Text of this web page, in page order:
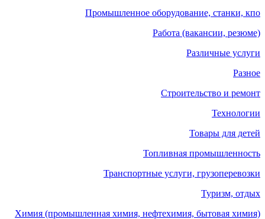
Промышленное оборудование, станки, кпо
Работа (вакансии, резюме)
Различные услуги
Разное
Строительство и ремонт
Технологии
Товары для детей
Топливная промышленность
Транспортные услуги, грузоперевозки
Туризм, отдых
Химия (промышленная химия, нефтехимия, бытовая химия)